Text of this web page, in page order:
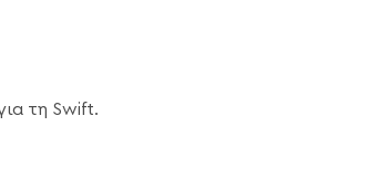
τη Swift.